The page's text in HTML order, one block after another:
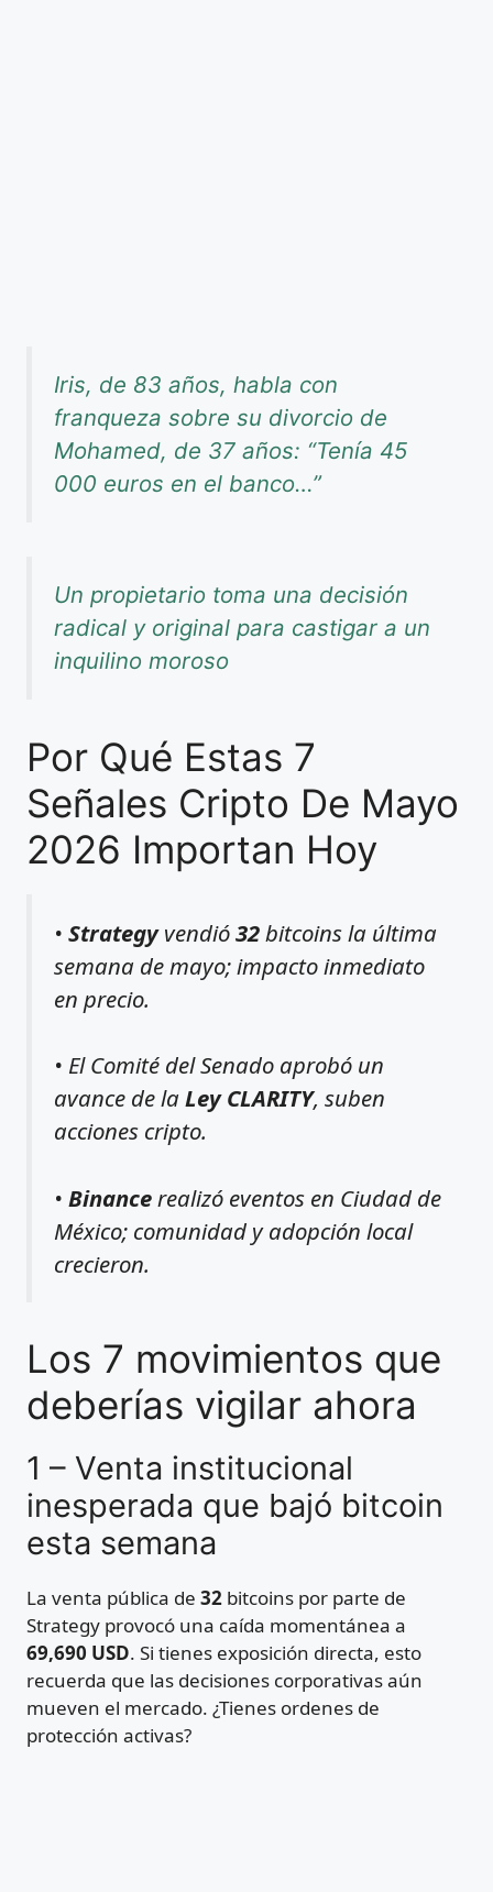
Iris, de 83 años, habla con
franqueza sobre su divorcio de
Mohamed, de 37 años: “Tenía 45
000 euros en el banco…”
Un propietario toma una decisión
radical y original para castigar a un
inquilino moroso
Por Qué Estas 7
Señales Cripto De Mayo
2026 Importan Hoy
• Strategyvendió32bitcoins la última
semana de mayo; impacto inmediato
en precio.
• El Comité del Senado aprobó un
avance de laLey CLARITY, suben
acciones cripto.
• Binancerealizó eventos en Ciudad de
México; comunidad y adopción local
crecieron.
Los 7 movimientos que
deberías vigilar ahora
1 – Venta institucional
inesperada que bajó bitcoin
esta semana
La venta pública de 32 bitcoins por parte de
Strategy provocó una caída momentánea a
69,690 USD. Si tienes exposición directa, esto
recuerda que las decisiones corporativas aún
mueven el mercado. ¿Tienes ordenes de
protección activas?